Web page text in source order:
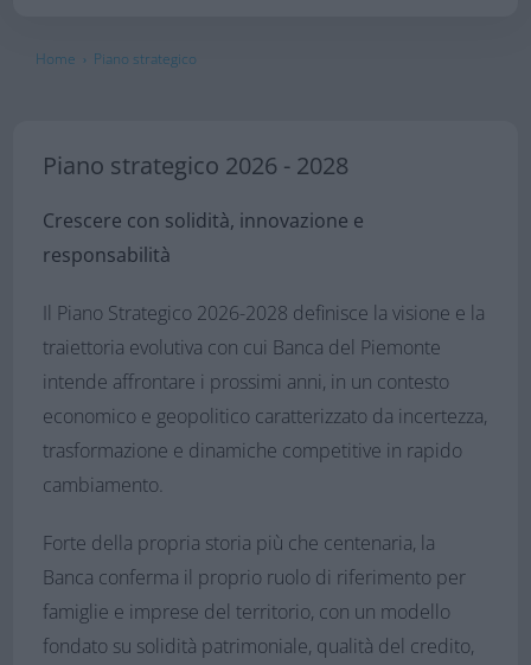
Home › Piano strategico
Piano strategico 2026 - 2028
Crescere con solidità, innovazione e
responsabilità
Il Piano Strategico 2026-2028 definisce la visione e la
traiettoria evolutiva con cui Banca del Piemonte
intende affrontare i prossimi anni, in un contesto
economico e geopolitico caratterizzato da incertezza,
trasformazione e dinamiche competitive in rapido
cambiamento.
Forte della propria storia più che centenaria, la
Banca conferma il proprio ruolo di riferimento per
famiglie e imprese del territorio, con un modello
fondato su solidità patrimoniale, qualità del credito,